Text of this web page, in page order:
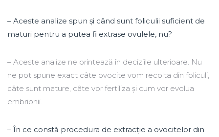
– Aceste analize spun şi când sunt foliculii suficient de
maturi pentru a putea fi extrase ovulele, nu?
– Aceste analize ne orintează în deciziile ulterioare. Nu
ne pot spune exact câte ovocite vom recolta din foliculi,
câte sunt mature, câte vor fertiliza şi cum vor evolua
embrionii.
– În ce constă procedura de extracţie a ovocitelor din